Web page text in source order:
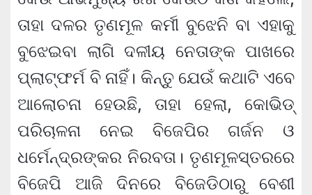
ତାହା ଦଳର ତୃଣମୂଳ କର୍ମୀ ବୁଝେନି ବା ଏହାକୁ
ବୁଝେଇବା ଲାଗି ଦଳୀୟ ନେତାଙ୍କ ପାଖରେ
ପ୍ଲାଟ୍‌ଫର୍ମ ବି ନାହିଁ। କିନ୍ତୁ ଯେଉଁ କଥାଟି ଏବେ
ଆଲୋଚନା ହେଉଛି, ତାହା ହେଲା, କୋଭିଡ୍‌
ପରିଚାଳନା ନେଇ ବିଜେପିର ଗର୍ଜନ ଓ
ଧର୍ମେନ୍ଦ୍ରଙ୍କର ନିରବତା। ତୃଣମୂଳସ୍ତରରେ
ବିଜେପି ଆଜି ଦିନରେ ବିଜେଡିଠାରୁ ବେଶୀ